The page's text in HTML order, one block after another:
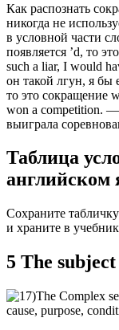
Как распознать
никогда не
в условной части
появляется ’d, то
such a liar, I would
он такой лгун, я бы
то это сокращение
won a competition.
выиграла
Таблица
английском
Сохраните
и храните в
5 The subject